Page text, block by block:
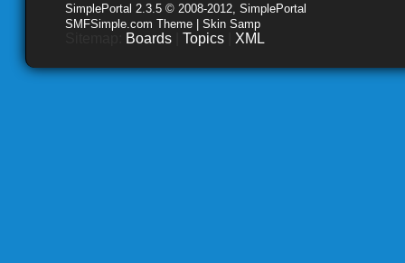
SimplePortal 2.3.5 © 2008-2012, SimplePortal
SMFSimple.com Theme | Skin Samp
Boards Topics XML